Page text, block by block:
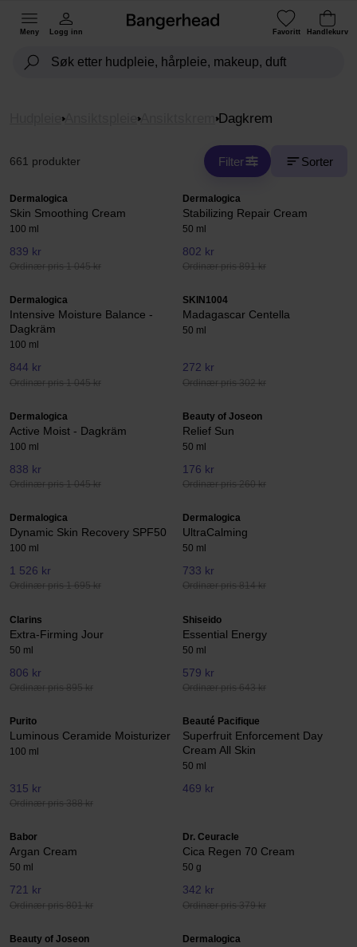
Meny Logg inn Favoritt Handlekurv
Ansiktspleie Ansiktskrem Dagkrem
661 produkter Filter Sorter
Dermalogica
Skin Smoothing Cream
100 ml
839 kr
Ordinær pris 1 045 kr
Dermalogica
Stabilizing Repair Cream
50 ml
802 kr
Ordinær pris 891 kr
Dermalogica
Intensive Moisture Balance -
Dagkräm
100 ml
844 kr
Ordinær pris 1 045 kr
SKIN1004
Madagascar Centella
50 ml
272 kr
Ordinær pris 302 kr
Dermalogica
Active Moist - Dagkräm
100 ml
838 kr
Ordinær pris 1 045 kr
Beauty of Joseon
Relief Sun
50 ml
176 kr
Ordinær pris 260 kr
Dermalogica
Dynamic Skin Recovery SPF50
100 ml
1 526 kr
Ordinær pris 1 695 kr
Dermalogica
UltraCalming
50 ml
733 kr
Ordinær pris 814 kr
Clarins
Extra-Firming Jour
50 ml
806 kr
Ordinær pris 895 kr
Shiseido
Essential Energy
50 ml
579 kr
Ordinær pris 643 kr
Purito
Luminous Ceramide Moisturizer
100 ml
315 kr
Ordinær pris 388 kr
Beauté Pacifique
Superfruit Enforcement Day
Cream All Skin
50 ml
469 kr
Babor
Argan Cream
50 ml
721 kr
Ordinær pris 801 kr
Dr. Ceuracle
Cica Regen 70 Cream
50 g
342 kr
Ordinær pris 379 kr
Beauty of Joseon Dermalogica